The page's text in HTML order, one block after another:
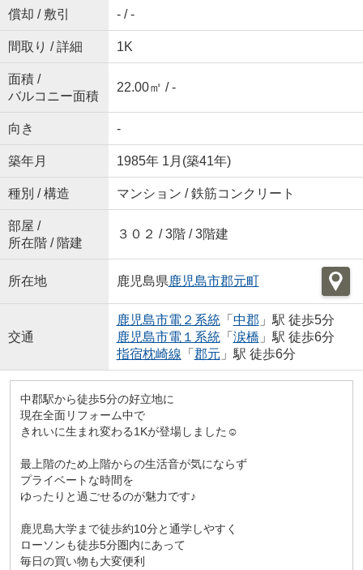
償却 / 敷引 - / -
間取り / 詳細 1K
面積 /
バルコニー面積
22.00㎡ / -
向き -
築年月 1985年 1月(築41年)
種別 / 構造 マンション / 鉄筋コンクリート
部屋 /
所在階 / 階建
３０２ / 3階 / 3階建
所在地 鹿児島県鹿児島市郡元町
交通
鹿児島市電２系統「 中郡 」駅 徒歩5分
鹿児島市電１系統「 涙橋 」駅 徒歩6分
指宿枕崎線 「 郡元 」駅 徒歩6分
中郡駅から徒歩5分の好立地に
現在全面リフォーム中で
きれいに生まれ変わる1Kが登場しました☺
最上階のため上階からの生活音が気にならず
プライベートな時間を
ゆったりと過ごせるのが魅力です♪
鹿児島大学まで徒歩約10分と通学しやすく
ローソンも徒歩5分圏内にあって
毎日の買い物も大変便利